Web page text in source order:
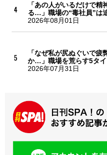
「あの人がいるだけで精
る…」職場の“毒社員”は
2026年08月01日
「なぜ私が尻ぬぐいで疲
か…」職場を荒らす5タイ
2026年07月31日